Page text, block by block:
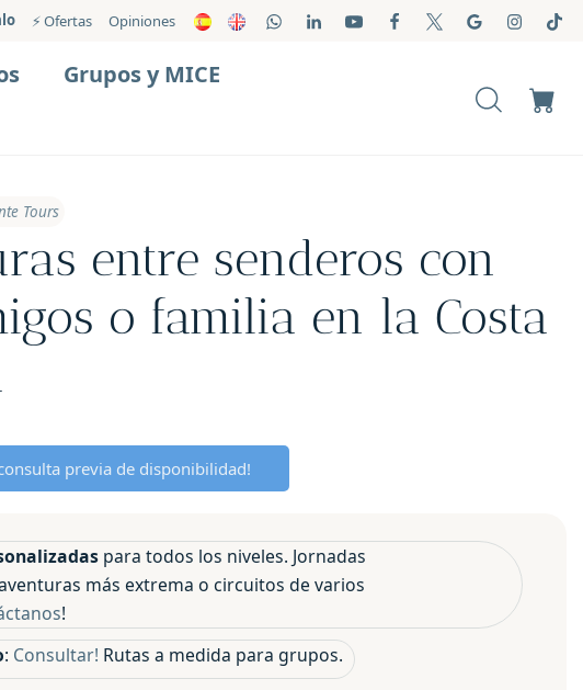
⚡️ Ofertas Opiniones
Grupos y MICE
Tours
entre senderos con
o familia en la Costa
previa de disponibilidad!
para todos los niveles. Jornadas
más extrema o circuitos de varios
!
: Consultar! Rutas a medida para grupos.